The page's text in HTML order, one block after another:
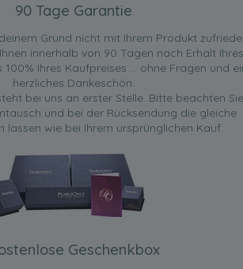
90 Tage Garantie
Grund nicht mit Ihrem Produkt
innerhalb von 90 Tagen nach Erhalt Ihres
Ihres Kaufpreises ... ohne Fragen und
herzliches Dankeschön.
bei uns an erster Stelle. Bitte beachten
und bei der Rücksendung die gleiche
lassen wie bei Ihrem ursprünglichen Kauf.
Geschenkbox